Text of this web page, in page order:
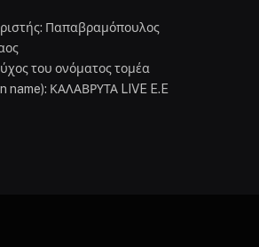
Παπαβραμόπουλος
του ονόματος τομέα
name): ΚΑΛΑΒΡΥΤΑ LIVE E.E